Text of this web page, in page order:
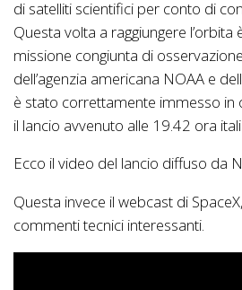
di satelliti scientifici per conto di
Questa volta a raggiungere l’orbita
missione congiunta di
dell’agenzia americana NOAA e
è stato correttamente immesso
il lancio avvenuto alle 19.42 ora
Ecco il video del lancio diffuso da
Questa invece il webcast di
commenti tecnici interessanti.